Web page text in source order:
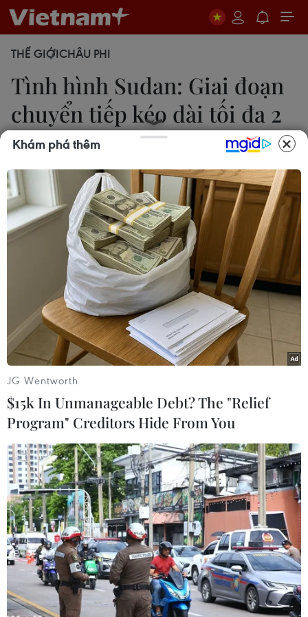
THẾ GIỚICHÂU PHI
Tình hình Sudan: Giai đoạn
chuyển tiếp kéo dài tối đa 2
năm
Lê Ánh
13/04/2019 14:10
Người đứng đầu Hội đồng Quân sự chuyển tiếp
Sudan, Trung tướng Abdel Fattah Abdelrahman
Burhan cam kết giai đoạn chuyển tiếp chính trị tại
Sudan sẽ kéo dài tối đa 2 năm.
Trung tướng Abdel Fattah Abdelrahman Burhan. (Nguồn:
Madote)
Ngày 13/4, người đứng đầu Hội đồng Quân sự
chuyển tiếp Sudan, Trung tướng Abdel Fattah
Khám phá thêm
JG Wentworth
$15k In Unmanageable Debt? The "Relief
Program" Creditors Hide From You